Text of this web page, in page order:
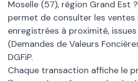
Moselle (57), région Grand Est
permet de consulter les ventes
enregistrées à proximité,
(Demandes de Valeurs
DGFiP.
Chaque transaction affiche le